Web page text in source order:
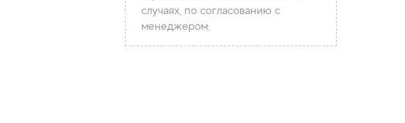
случаях, по согласованию с
менеджером.